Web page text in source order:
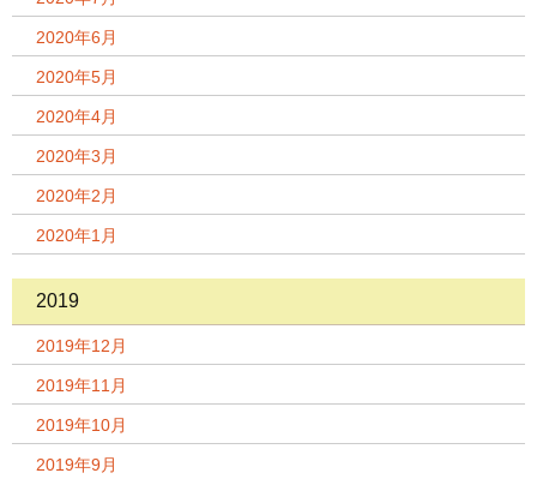
2020年6月
2020年5月
2020年4月
2020年3月
2020年2月
2020年1月
2019
2019年12月
2019年11月
2019年10月
2019年9月